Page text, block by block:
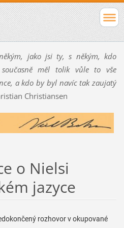
jako jsi ty, s někým, kdo
měl tolik vůle to vše
a kdo by byl navíc tak zaujatý
Christiansen
o Nielsi
jazyce
rozhovor v okupované